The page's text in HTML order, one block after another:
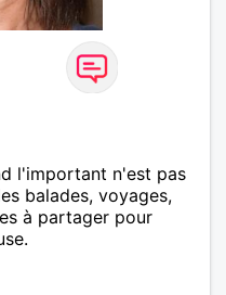
l'important n'est pas
balades, voyages,
à partager pour